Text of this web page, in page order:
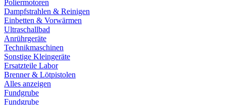
Poliermotoren
Dampfstrahlen & Reinigen
Einbetten & Vorwärmen
Ultraschallbad
Anrührgeräte
Technikmaschinen
Sonstige Kleingeräte
Ersatzteile Labor
Brenner & Lötpistolen
Alles anzeigen
Fundgrube
Fundgrube